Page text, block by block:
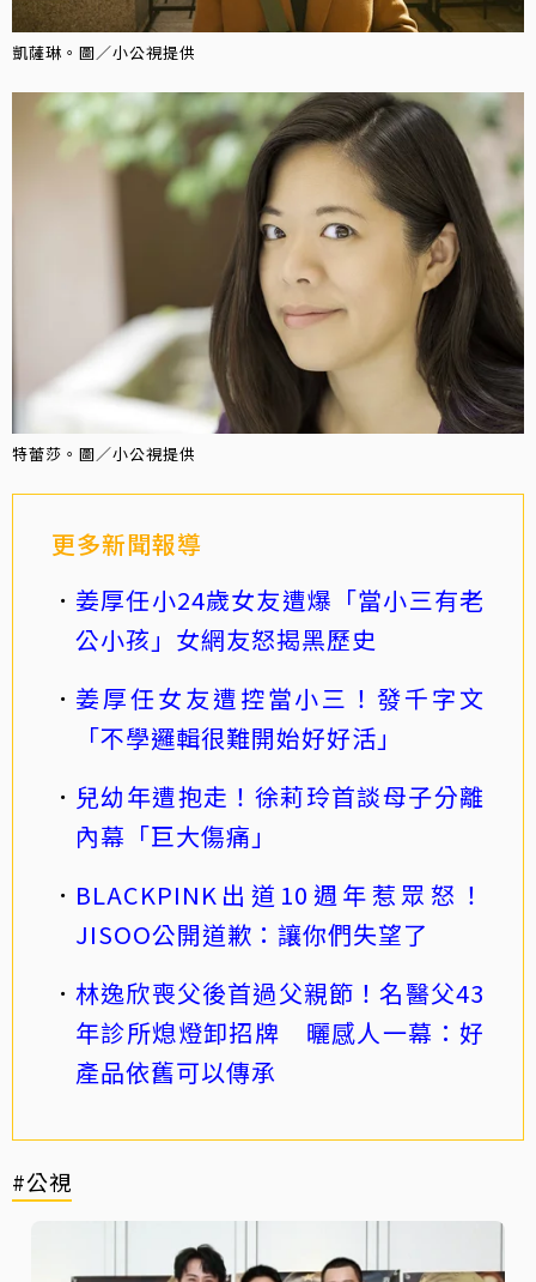
凱薩琳。圖／小公視提供
特蕾莎。圖／小公視提供
更多新聞報導
姜厚任小24歲女友遭爆「當小三有老
公小孩」女網友怒揭黑歷史
姜厚任女友遭控當小三！發千字文
「不學邏輯很難開始好好活」
兒幼年遭抱走！徐莉玲首談母子分離
內幕「巨大傷痛」
BLACKPINK出道10週年惹眾怒！
JISOO公開道歉：讓你們失望了
林逸欣喪父後首過父親節！名醫父43
年診所熄燈卸招牌 曬感人一幕：好
產品依舊可以傳承
#公視